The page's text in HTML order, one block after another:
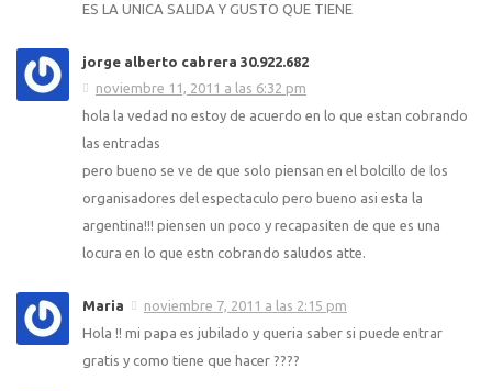
ES LA UNICA SALIDA Y GUSTO QUE TIENE
jorge alberto cabrera 30.922.682
noviembre 11, 2011 a las 6:32 pm
hola la vedad no estoy de acuerdo en lo que estan cobrando
las entradas
pero bueno se ve de que solo piensan en el bolcillo de los
organisadores del espectaculo pero bueno asi esta la
argentina!!! piensen un poco y recapasiten de que es una
locura en lo que estn cobrando saludos atte.
Maria
noviembre 7, 2011 a las 2:15 pm
Hola !! mi papa es jubilado y queria saber si puede entrar
gratis y como tiene que hacer ????